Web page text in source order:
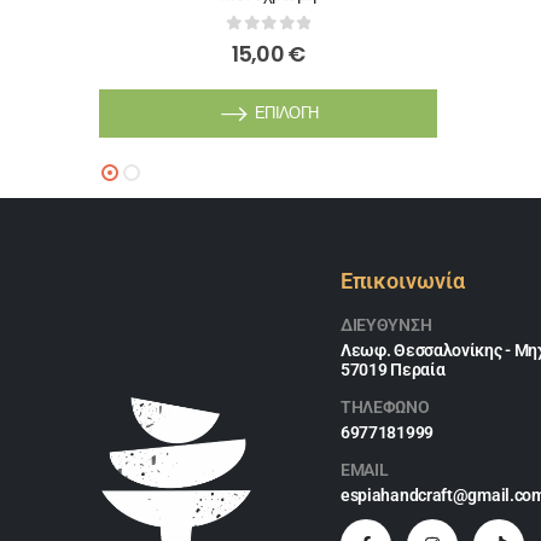
0out of 5
15,00€
ΕΠΙΛΟΓΉ
Επικοινωνία
ΔΙΕΎΘΥΝΣΗ
Λεωφ. Θεσσαλονίκης -
57019 Περαία
ΤΗΛΕΦΩΝΟ
6977181999
EMAIL